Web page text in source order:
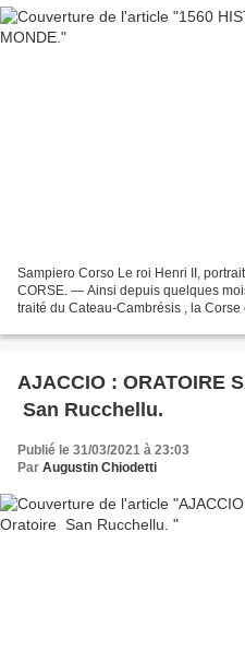
Sampiero Corso Le roi Henri II,
CORSE. — Ainsi depuis quelques
traité du Cateau-Cambrésis , la
AJACCIO : ORATOIRE
San Rucchellu.
Publié le 31/03/2021 à 23:03
Par Augustin Chiodetti